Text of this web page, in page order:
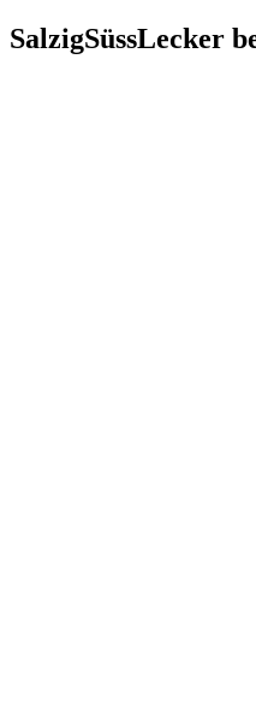
SalzigSüssLecker